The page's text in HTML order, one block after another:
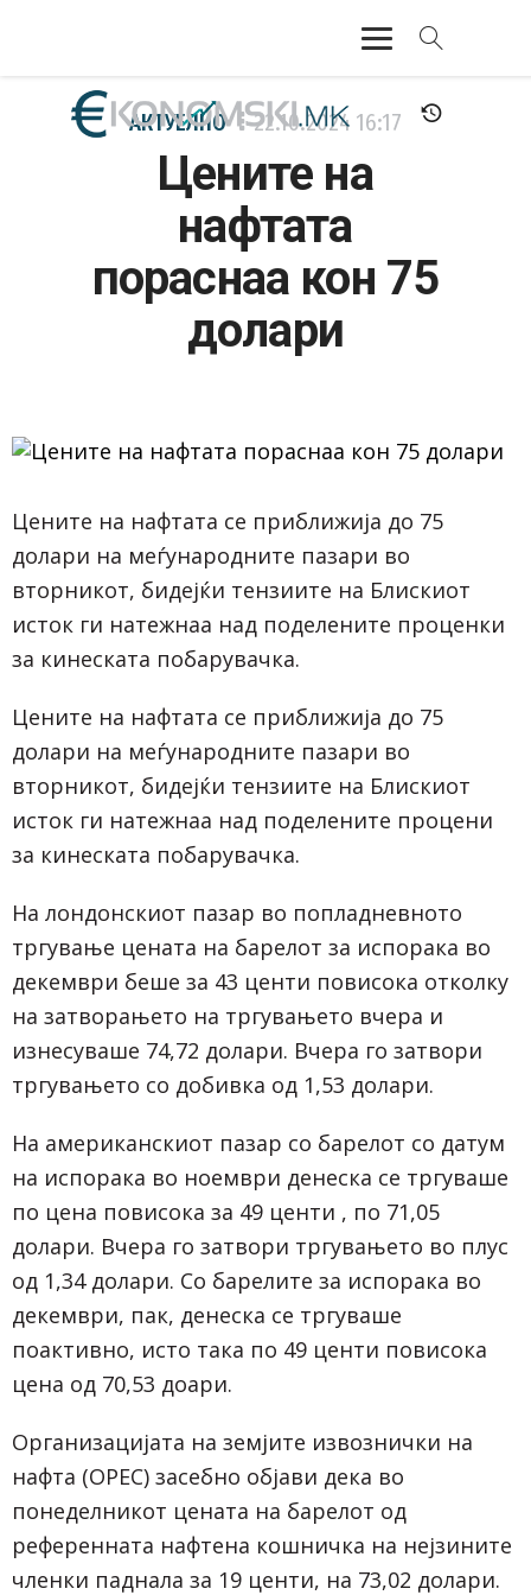
АКТУЕЛНО
ЕКОНОМИЈА
ФИНАНСИИ
БАНКАРСТВО
АКТУЕЛНО 22.10.2024 16:17
Цените на
нафтата
пораснаа кон 75
долари
Цените на нафтата се приближија до 75
долари на меѓународните пазари во
вторникот, бидејќи тензиите на Блискиот
исток ги натежнаа над поделените проценки
за кинеската побарувачка.
Цените на нафтата се приближија до 75
долари на меѓународните пазари во
вторникот, бидејќи тензиите на Блискиот
исток ги натежнаа над поделените процени
за кинеската побарувачка.
На лондонскиот пазар во попладневното
тргување цената на барелот за испорака во
декември беше за 43 центи повисока отколку
на затворањето на тргувањето вчера и
изнесуваше 74,72 долари. Вчера го затвори
тргувањето со добивка од 1,53 долари.
На американскиот пазар со барелот со датум
на испорака во ноември денеска се тргуваше
по цена повисока за 49 центи , по 71,05
долари. Вчера го затвори тргувањето во плус
од 1,34 долари. Со барелите за испорака во
декември, пак, денеска се тргуваше
поактивно, исто така по 49 центи повисока
цена од 70,53 доари.
Организацијата на земјите извознички на
нафта (OPEC) засебно објави дека во
понеделникот цената на барелот од
референната нафтена кошничка на нејзините
членки паднала за 19 центи, на 73,02 долари.